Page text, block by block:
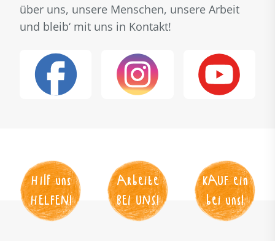
über uns, unsere Menschen, unsere Arbeit
und bleib‘ mit uns in Kontakt!
Hilf uns
HELFEN!
Arbeite
BEI UNS!
KAUF ein
bei uns!